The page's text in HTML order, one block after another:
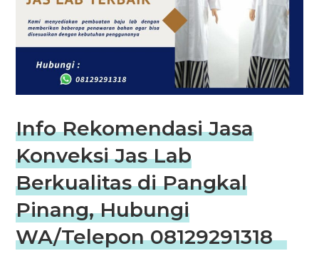
Info Rekomendasi Jasa
Konveksi Jas Lab
Berkualitas di Pangkal
Pinang, Hubungi
WA/Telepon 08129291318